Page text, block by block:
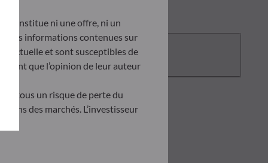
Documentation
constitue ni une offre, ni un
Les informations contenues sur
et sont susceptibles de
que l’opinion de leur auteur
tous un risque de perte du
des marchés. L’investisseur
obligatoirement consulter le